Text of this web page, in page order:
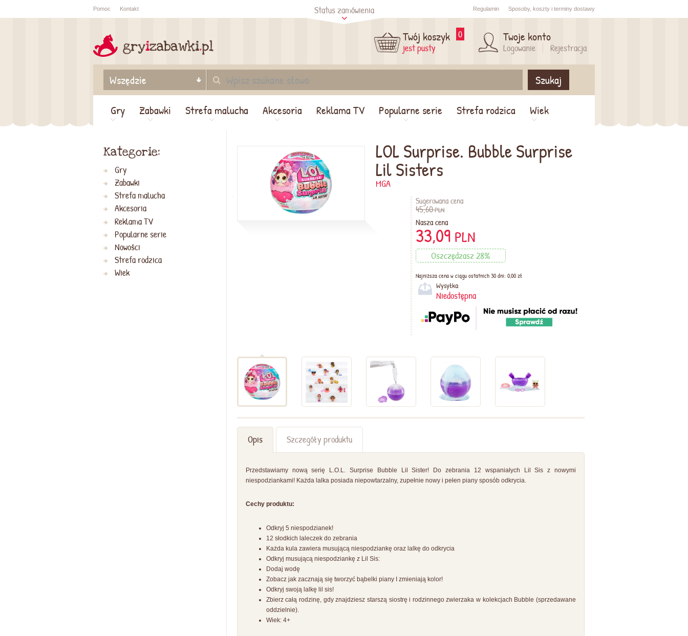
Sprawdź status Sprawdź
Pomoc Kontakt Status zamówienia Regulamin Sposoby, koszty i terminy dostawy
Twój koszyk
jest pusty
0 Twoje konto
Logowanie Rejestracja
Szukaj
Gry
Zabawki Strefa malucha Akcesoria Reklama TV Popularne serie Strefa rodzica Wiek
LOL Surprise. Bubble Surprise
Lil Sisters
MGA
Sugerowana cena
45,60PLN
Nasza cena
33,09 PLN
Oszczędzasz 28%
Najniższa cena w ciągu ostatnich 30 dni: 0,00 zł
Wysyłka:
Niedostępna
Opis Szczegóły produktu
Przedstawiamy nową serię L.O.L. Surprise Bubble Lil Sister! Do zebrania 12 wspaniałych Lil Sis z nowymi
niespodziankami! Każda lalka posiada niepowtarzalny, zupełnie nowy i pełen piany sposób odkrycia.
Cechy produktu:
Odkryj 5 niespodzianek!
12 słodkich laleczek do zebrania
Każda kula zawiera musującą niespodziankę oraz lalkę do odkrycia
Odkryj musującą niespodziankę z Lil Sis:
Dodaj wodę
Zobacz jak zacznają się tworzyć bąbelki piany I zmieniają kolor!
Odkryj swoją lalkę lil sis!
Zbierz całą rodzinę, gdy znajdziesz starszą siostrę i rodzinnego zwierzaka w kolekcjach Bubble (sprzedawane
oddzielnie).
Wiek: 4+
Kategorie:
Gry
Zabawki
Strefa malucha
Akcesoria
Reklama TV
Popularne serie
Nowości
Strefa rodzica
Wiek